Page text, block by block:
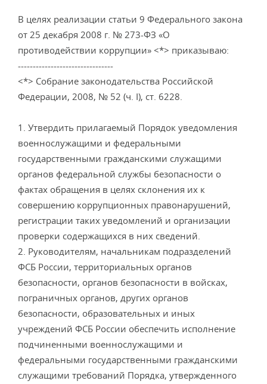
В целях реализации статьи 9 Федерального закона
от 25 декабря 2008 г. № 273-ФЗ «О
противодействии коррупции» <*> приказываю:
--------------------------------
<*> Собрание законодательства Российской
Федерации, 2008, № 52 (ч. I), ст. 6228.
1. Утвердить прилагаемый Порядок уведомления
военнослужащими и федеральными
государственными гражданскими служащими
органов федеральной службы безопасности о
фактах обращения в целях склонения их к
совершению коррупционных правонарушений,
регистрации таких уведомлений и организации
проверки содержащихся в них сведений.
2. Руководителям, начальникам подразделений
ФСБ России, территориальных органов
безопасности, органов безопасности в войсках,
пограничных органов, других органов
безопасности, образовательных и иных
учреждений ФСБ России обеспечить исполнение
подчиненными военнослужащими и
федеральными государственными гражданскими
служащими требований Порядка, утвержденного